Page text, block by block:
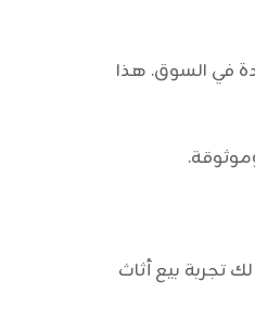
في السوق. هذا
تجربة بيع أثاث